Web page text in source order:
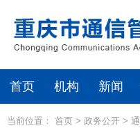
首页 机构 新闻
当前位置： 首页 > 政务公开 >